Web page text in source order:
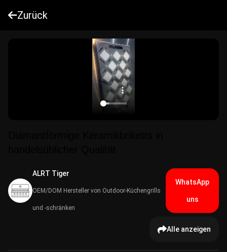
Zurück
ALRT Tiger
OEM/DOM Hersteller von Outdoor-Küchengrills
und -schränken
WhatsApp
uns
Alle anzeigen